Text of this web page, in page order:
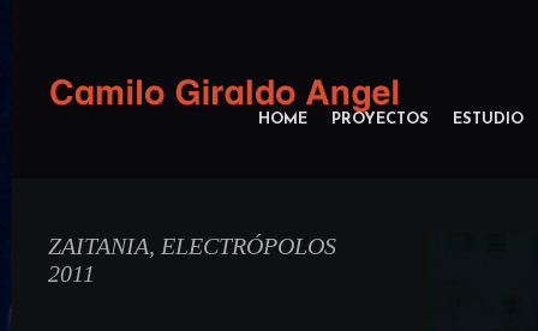
HOME PROYECTOS ESTUDIO
ZAITANIA, ELECTRÓPOLOS
2011